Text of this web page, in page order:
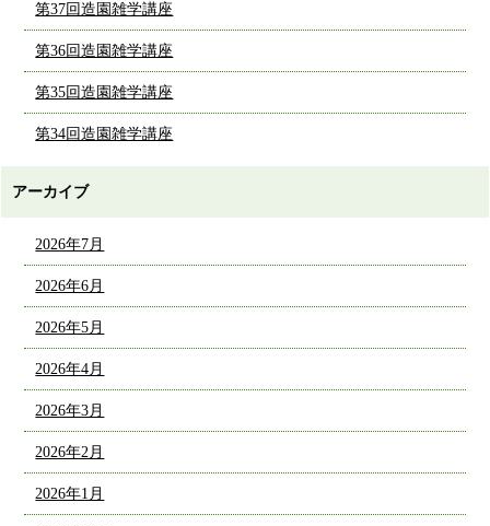
第37回造園雑学講座
第36回造園雑学講座
第35回造園雑学講座
第34回造園雑学講座
アーカイブ
2026年7月
2026年6月
2026年5月
2026年4月
2026年3月
2026年2月
2026年1月